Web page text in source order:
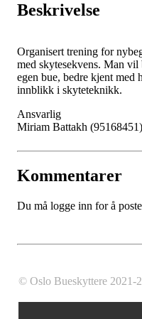
Beskrivelse
Organisert trening for
med skytesekvens. Man
egen bue, bedre kjent med
innblikk i skyteteknikk.
Ansvarlig
Miriam Battakh
Kommentarer
Du må logge inn for å
© Oslo Bueskyttere 2021-